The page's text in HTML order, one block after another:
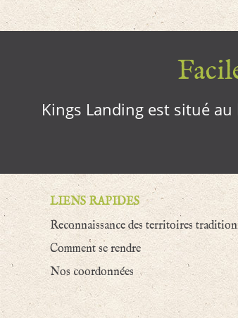
Kings Landing est situé
LIENS RAPIDES
Reconnaissance des territoires
Comment se rendre
Nos coordonnées